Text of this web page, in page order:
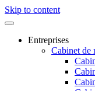
Skip to content
Entreprises
Cabinet de